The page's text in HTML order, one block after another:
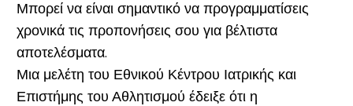
Μπορεί να είναι σημαντικό να προγραμματίσεις
χρονικά τις προπονήσεις σου για βέλτιστα
αποτελέσματα.
Μια μελέτη του Εθνικού Κέντρου Ιατρικής και
Επιστήμης του Αθλητισμού έδειξε ότι η